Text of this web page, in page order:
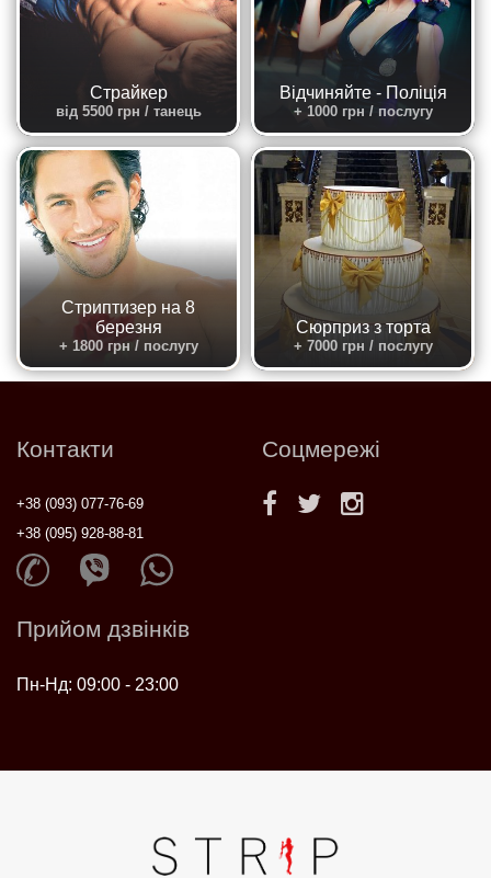
Страйкер
від 5500 грн / танець
Відчиняйте - Поліція
+ 1000 грн / послугу
Стриптизер на 8
березня
+ 1800 грн / послугу
Сюрприз з торта
+ 7000 грн / послугу
Контакти
+38 (093) 077-76-69
+38 (095) 928-88-81
Соцмережі
Прийом дзвінків
Пн-Нд: 09:00 - 23:00